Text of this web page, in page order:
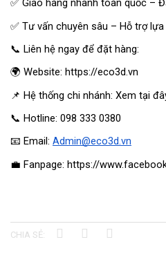
✅ Giao hàng nhanh toàn quốc –
✅ Tư vấn chuyên sâu – Hỗ trợ
📞 Liên hệ ngay để đặt hàng:
🌍 Website: https://eco3d.vn
📌 Hệ thống chi nhánh: Xem tại
📞 Hotline: 098 333 0380
📧 Email: Admin@eco3d.vn
💼 Fanpage: https://
CHIA SẺ: